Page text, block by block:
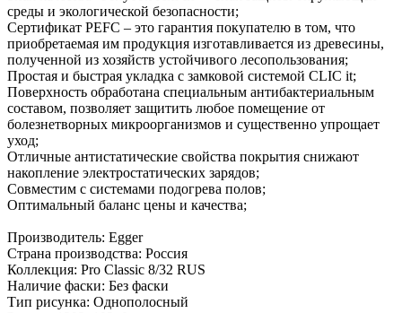
среды и экологической безопасности;
Сертификат PEFC – это гарантия покупателю в том, что
приобретаемая им продукция изготавливается из древесины,
полученной из хозяйств устойчивого лесопользования;
Простая и быстрая укладка с замковой системой CLIC it;
Поверхность обработана специальным антибактериальным
составом, позволяет защитить любое помещение от
болезнетворных микроорганизмов и существенно упрощает
уход;
Отличные антистатические свойства покрытия снижают
накопление электростатических зарядов;
Совместим с системами подогрева полов;
Оптимальный баланс цены и качества;
Производитель: Egger
Страна производства: Россия
Коллекция: Pro Classic 8/32 RUS
Наличие фаски: Без фаски
Тип рисунка: Однополосный